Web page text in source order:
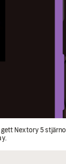
Nextory 5